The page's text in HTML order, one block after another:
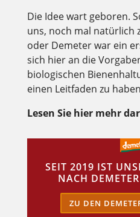
Die Idee wart geboren.
uns, noch mal natürlich
oder Demeter war ein
sich hier an die
biologischen
einen Leitfaden zu
Lesen Sie hier mehr
SEIT 2019 IST
NACH
ZU DEN